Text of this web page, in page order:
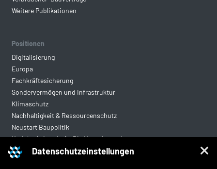
Datenschutzeinstellungen
Weitere Publikationen
Positionen
Digitalisierung
Europa
Fachkräftesicherung
Sondervermögen und Infrastruktur
Klimaschutz
Nachhaltigkeit & Ressourcenschutz
Neustart Baupolitik
Kreislaufwirtschaft: Die Mantelverordnung
Mittelstandsgerechte Vergabe